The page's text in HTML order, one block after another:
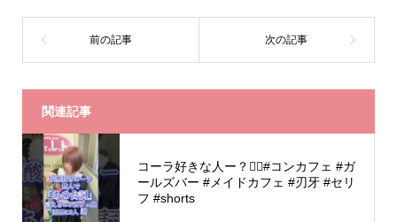
関連記事
コーラ好きな人ー？🙋‍♂️#コンカフェ #ガ
ールズバー #メイドカフェ #刃牙 #セリ
フ #shorts